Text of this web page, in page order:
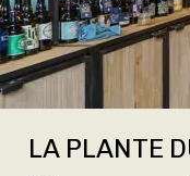
LA PLANTE